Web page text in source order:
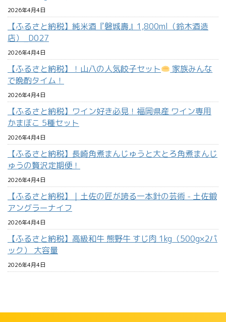
2026年4月4日
【ふるさと納税】純米酒『磐城壽』1,800ml（鈴木酒造
店）_D027
2026年4月4日
【ふるさと納税】！山八の人気餃子セット
家族みんな
で晩酌タイム！
2026年4月4日
【ふるさと納税】ワイン好き必見！福岡県産 ワイン専用
かまぼこ 5種セット
2026年4月4日
【ふるさと納税】長崎角煮まんじゅうと大とろ角煮まんじ
ゅうの贅沢定期便！
2026年4月4日
【ふるさと納税】｜土佐の匠が誇る一本針の芸術 - 土佐鍛
アングラーナイフ
2026年4月4日
【ふるさと納税】高級和牛 熊野牛 すじ肉 1kg（500g×2パ
ック） 大容量
2026年4月4日